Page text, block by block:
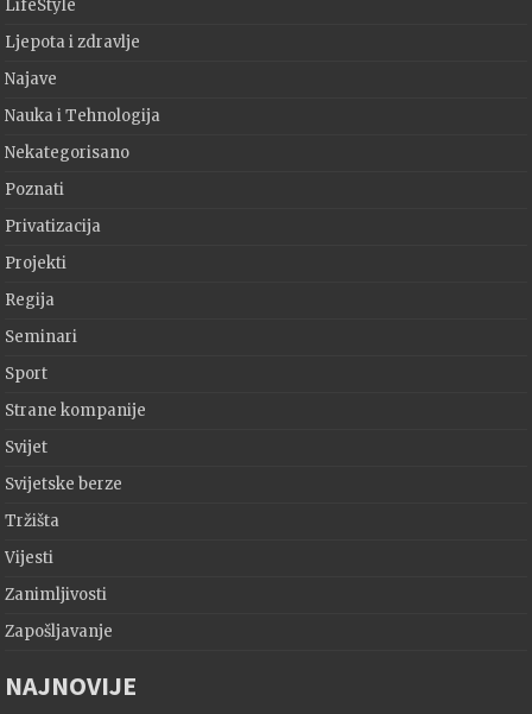
LifeStyle
Ljepota i zdravlje
Najave
Nauka i Tehnologija
Nekategorisano
Poznati
Privatizacija
Projekti
Regija
Seminari
Sport
Strane kompanije
Svijet
Svijetske berze
Tržišta
Vijesti
Zanimljivosti
Zapošljavanje
NAJNOVIJE